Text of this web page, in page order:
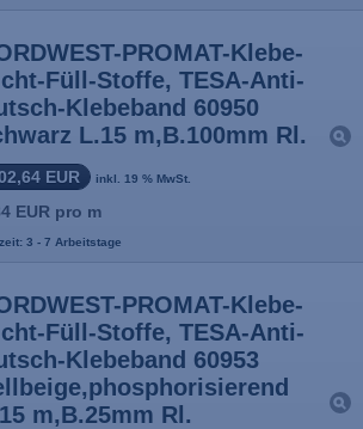
PROMAT-Klebe-
Füll-Stoffe, TESA-Anti-
Klebeband 60950
L.15 m,B.100mm Rl.
EUR inkl. 19 % MwSt.
EUR pro m
3 - 7 Arbeitstage
PROMAT-Klebe-
Füll-Stoffe, TESA-Anti-
Klebeband 60953
m,B.25mm Rl.